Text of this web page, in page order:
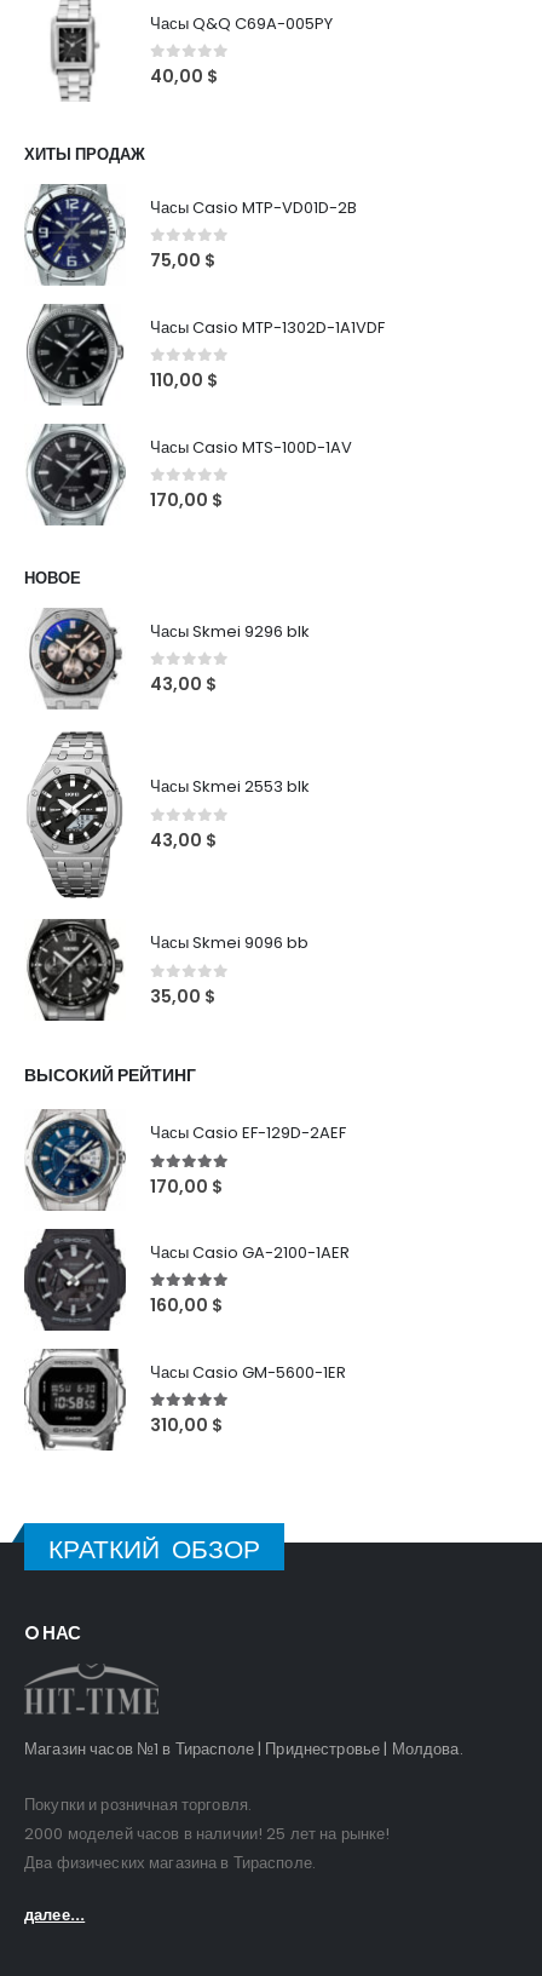
Часы Q&Q C69A-005PY
0 out of 5
40,00 $
ХИТЫ ПРОДАЖ
Часы Casio MTP-VD01D-2B
0out of 5
75,00 $
Часы Casio MTP-1302D-1A1VDF
0out of 5
110,00 $
Часы Casio MTS-100D-1AV
0out of 5
170,00 $
НОВОЕ
Часы Skmei 9296 blk
0 out of 5
43,00 $
Часы Skmei 2553 blk
0 out of 5
43,00 $
Часы Skmei 9096 bb
0out of 5
35,00 $
ВЫСОКИЙ РЕЙТИНГ
Часы Casio EF-129D-2AEF
5out of 5
170,00 $
Часы Casio GA-2100-1AER
5out of 5
160,00 $
Часы Casio GM-5600-1ER
5out of 5
310,00 $
КРАТКИЙ ОБЗОР
O НАС
Магазин часов №1 в Тирасполе | Приднестровье | Молдова.
Покупки и розничная торговля.
2000 моделей часов в наличии! 25 лет на рынке!
Два физических магазина в Тирасполе.
далее...